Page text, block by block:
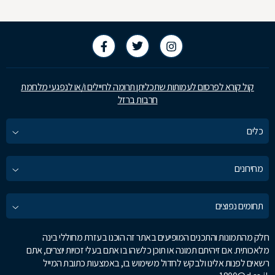
קול קורא לפרסום לעמותות שתכליתן תרומה לחיילים ו/או לנפגעי מלחמת
חרבות ברזל
כלים
מחירונים
תחומים נפוצים
חלק מהתמונות והתכנים המופיעים באתר זה הוכנו בעזרת מחוללי בינה
מלאכותית. אם זיהיתם תמונה או תוכן כלשהו בו אתם בעלי זכויות יוצרים, אתם
רשאים לפנות אלינו ולבקש לחדול משימוש בו, באמצעות כתובת המייל